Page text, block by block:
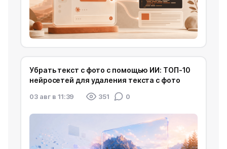
Убрать текст с фото с помощью ИИ: ТОП-10
нейросетей для удаления текста с фото
03 авг в 11:39 351 0